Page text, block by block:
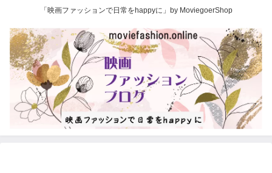
「映画ファッションで日常をhappyに」by MoviegoerShop